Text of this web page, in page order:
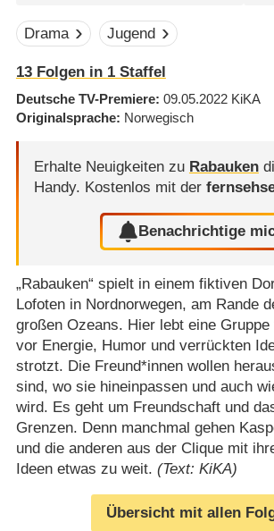
Drama Jugend
13Folgen in 1Staffel
Deutsche TV-Premiere 09.05.2022 KiKA
Originalsprache Norwegisch
Erhalte Neuigkeiten zu Rabauken
Handy. Kostenlos mit der
Benachrichtige
„Rabauken“ spielt in einem fiktiven
Lofoten in Nordnorwegen, am Rande
großen Ozeans. Hier lebt eine
vor Energie, Humor und verrückten
strotzt. Die Freund*innen wollen
sind, wo sie hineinpassen und auch
wird. Es geht um Freundschaft und
Grenzen. Denn manchmal gehen
und die anderen aus der Clique mit
Ideen etwas zu weit. (Text: KiKA)
Übersicht mit allen